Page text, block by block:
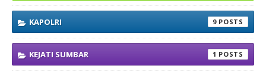
KAPOLRI 9
KEJATI SUMBAR 1